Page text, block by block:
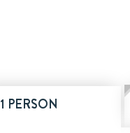
1 PERSON